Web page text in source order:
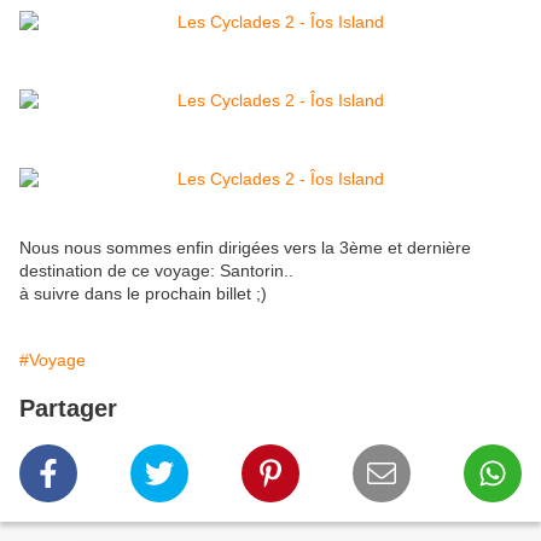
Nous nous sommes enfin dirigées vers la 3ème et dernière
destination de ce voyage: Santorin..
à suivre dans le prochain billet ;)
#Voyage
Partager